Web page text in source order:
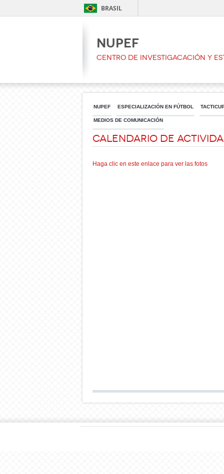
BRASIL
NUPEF
CENTRO DE INVESTIGACACIÓN Y
NUPEF ESPECIALIZACIÓN EN FÚTBOL
MEDIOS DE COMUNICACIÓN
Calendario de
Haga clic en este enlace para ver las fotos